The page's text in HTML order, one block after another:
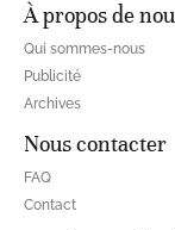
À propos de
Qui sommes-nous
Publicité
Archives
Nous contacter
FAQ
Contact